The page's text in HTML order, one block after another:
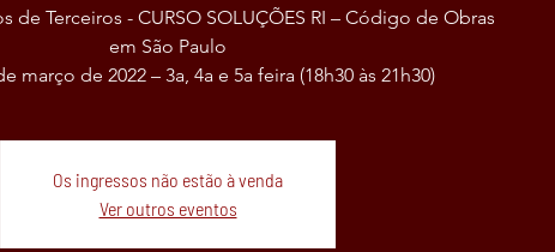
de Terceiros - CURSO SOLUÇÕES RI – Código de Obras
em São Paulo
março de 2022 – 3a, 4a e 5a feira (18h30 às 21h30)
Os ingressos não estão à venda
Ver outros eventos